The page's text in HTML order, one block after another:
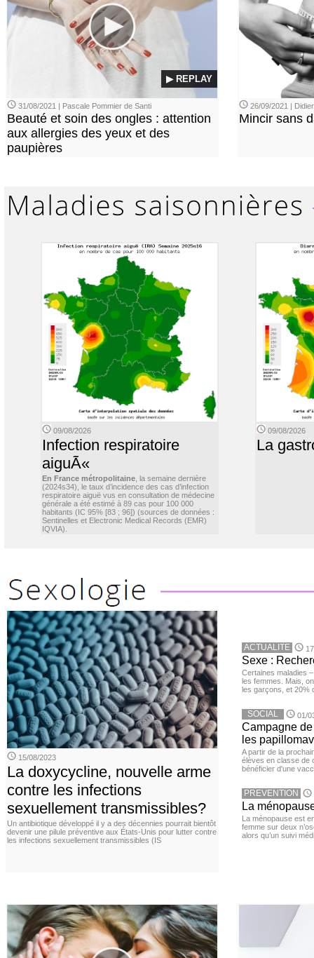
▶ REPLAY
31/08/2021 | Pascale Pommier de Santi
Beauté et soin des ongles : attention
aux allergies des yeux et des
paupières
26/09/2021 |
Mincir sans
09/08/2026
Infection respiratoire
aiguÃ«
En France métropolitaine , la semaine dernière
(2024s34), le taux d’incidence des cas d’infection
respiratoire aiguë vus en consultation de médecine
générale a été estimé à 89 cas pour 100 000
habitants (IC 95% [83 ; 96]) (sources de données :
Sentinelles et Electronic Medical Records (EMR)
IQVIA).
09/08/2026
La
15/08/2023
La doxycycline, nouvelle arme
contre les infections
sexuellement transmissibles?
Un antibiotique développé il y a des décennies pourrait bientôt
devenir une pilule préventive aux États-Unis pour lutter contre
les infections sexuellement transmissibles (IS
ACTUALITE
Sexe :
Certaines maladies
les femmes. Mais,
les garçons, et 20%
SOCIAL 01/
Campagne
les
A partir de la
élèves en classe de
bénéficier d'une
PREVENTION
La
La ménopause est
femme sur deux
alors qu’un suivi